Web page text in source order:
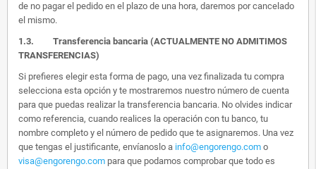
de no pagar el pedido en el plazo de una hora, daremos por cancelado
el mismo.
1.3. Transferencia bancaria (ACTUALMENTE NO ADMITIMOS
TRANSFERENCIAS)
Si prefieres elegir esta forma de pago, una vez finalizada tu compra
selecciona esta opción y te mostraremos nuestro número de cuenta
para que puedas realizar la transferencia bancaria. No olvides indicar
como referencia, cuando realices la operación con tu banco, tu
nombre completo y el número de pedido que te asignaremos. Una vez
que tengas el justificante, envíanoslo a info@engorengo.com o
visa@engorengo.com para que podamos comprobar que todo es